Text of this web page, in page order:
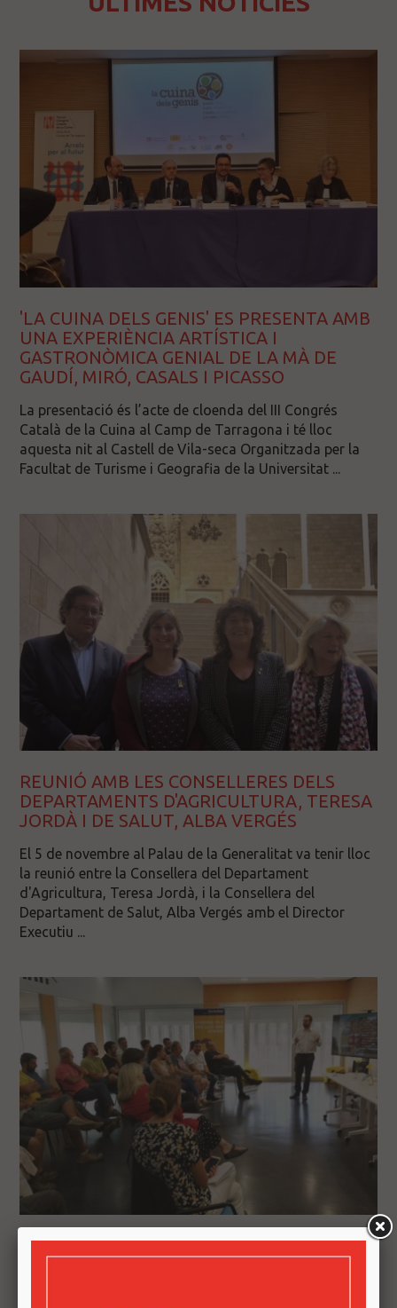
'LA CUINA DELS GENIS' ES PRESENTA AMB
UNA EXPERIÈNCIA ARTÍSTICA I
GASTRONÒMICA GENIAL DE LA MÀ DE
GAUDÍ, MIRÓ, CASALS I PICASSO
La presentació és l’acte de cloenda del III Congrés
Català de la Cuina al Camp de Tarragona i té lloc
aquesta nit al Castell de Vila-seca Organitzada per la
Facultat de Turisme i Geografia de la Universitat ...
REUNIÓ AMB LES CONSELLERES DELS
DEPARTAMENTS D'AGRICULTURA, TERESA
JORDÀ I DE SALUT, ALBA VERGÉS
El 5 de novembre al Palau de la Generalitat va tenir lloc
la reunió entre la Consellera del Departament
d'Agricultura, Teresa Jordà, i la Consellera del
Departament de Salut, Alba Vergés amb el Director
Executiu ...
EMPRESARIS I EMPRENEDORS ES
REUNEIXEN EN LA JORNADA 'A